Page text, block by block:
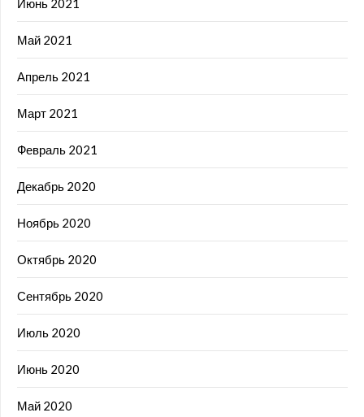
Май 2021
Апрель 2021
Март 2021
Февраль 2021
Декабрь 2020
Ноябрь 2020
Октябрь 2020
Сентябрь 2020
Июль 2020
Июнь 2020
Май 2020